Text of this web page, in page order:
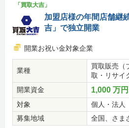
「買取大吉」
加盟店様の年間店舗継
吉」で独立開業
開業お祝い金対象企業
業種
買取販売（
取・リサイ
開業資金
1,000 万
対象
個人・法人
募集地域
全国、さま